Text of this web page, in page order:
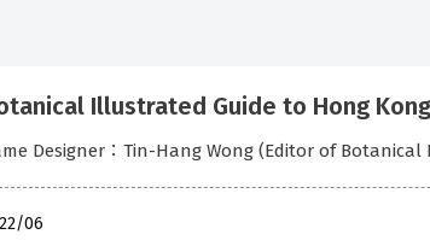
Illustrated Guide to Hong
Designer：Tin-Hang Wong (Editor of
06